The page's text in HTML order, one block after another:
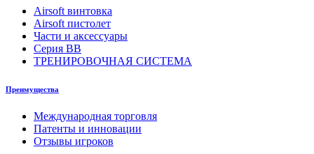
Airsoft винтовка
Airsoft пистолет
Части и аксессуары
Серия BB
ТРЕНИРОВОЧНАЯ СИСТЕМА
Преимущества
Международная торговля
Патенты и инновации
Отзывы игроков